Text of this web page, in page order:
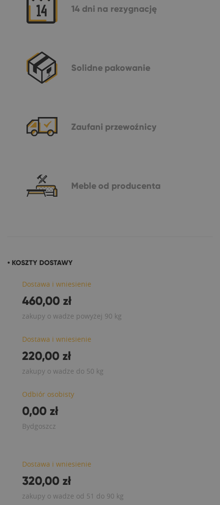
14 dni na rezygnację
Solidne pakowanie
Zaufani przewoźnicy
Meble od producenta
• KOSZTY DOSTAWY
Dostawa i wniesienie
460,00 zł
zakupy o wadze powyżej 90 kg
Dostawa i wniesienie
220,00 zł
zakupy o wadze do 50 kg
Odbiór osobisty
0,00 zł
Bydgoszcz
Dostawa i wniesienie
320,00 zł
zakupy o wadze od 51 do 90 kg